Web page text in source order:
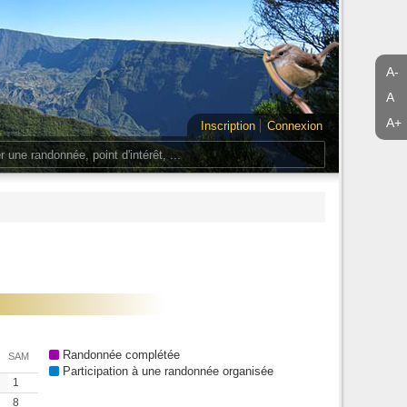
A-
A
A+
Inscription
Connexion
SAM
1
8
Randonnée complétée
Participation à une randonnée organisée